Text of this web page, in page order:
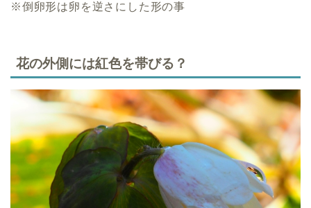
※倒卵形は卵を逆さにした形の事
花の外側には紅色を帯びる？